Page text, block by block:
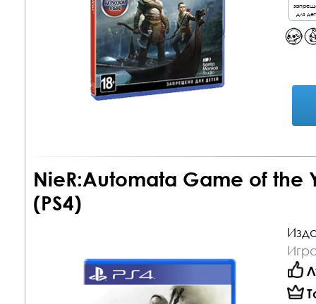
для
NieR:Automata Game of the
(PS4)